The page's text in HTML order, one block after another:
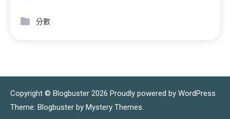
分數
Copyright © Blogbuster 2026 Proudly powered by WordPress
Theme: Blogbuster by Mystery Themes